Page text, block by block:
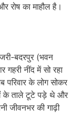
रोष का माहौल है।
बदरपुर (भवन
गहरी नींद में सो रहा
परिवार के लोग सोकर
के ताले टूटे पड़े थे और
जीवनभर की गाढ़ी